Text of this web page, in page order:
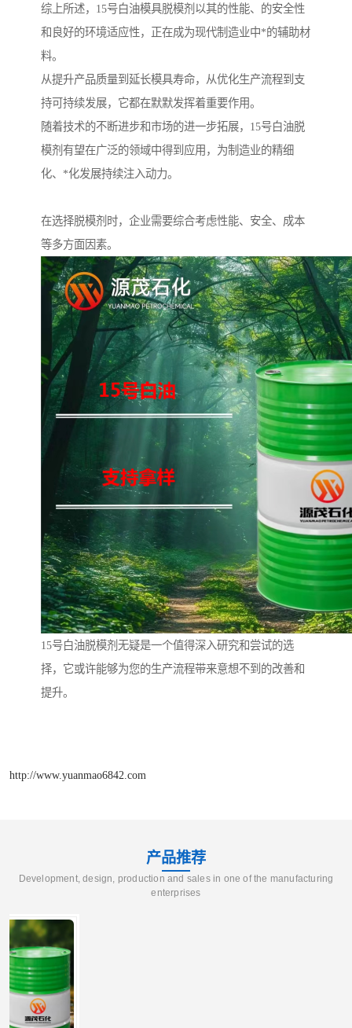
综上所述，15号白油模具脱模剂以其的性能、的安全性
和良好的环境适应性，正在成为现代制造业中*的辅助材
料。
从提升产品质量到延长模具寿命，从优化生产流程到支
持可持续发展，它都在默默发挥着重要作用。
随着技术的不断进步和市场的进一步拓展，15号白油脱
模剂有望在广泛的领域中得到应用，为制造业的精细
化、*化发展持续注入动力。
在选择脱模剂时，企业需要综合考虑性能、安全、成本
等多方面因素。
15号白油脱模剂无疑是一个值得深入研究和尝试的选
择，它或许能够为您的生产流程带来意想不到的改善和
提升。
http://www.yuanmao6842.com
产品推荐
Development, design, production and sales in one of the manufacturing
enterprises